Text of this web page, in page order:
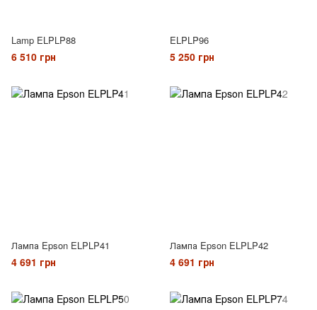
Lamp ELPLP88
6 510 грн
ELPLP96
5 250 грн
Лампа Epson ELPLP41
4 691 грн
Лампа Epson ELPLP42
4 691 грн